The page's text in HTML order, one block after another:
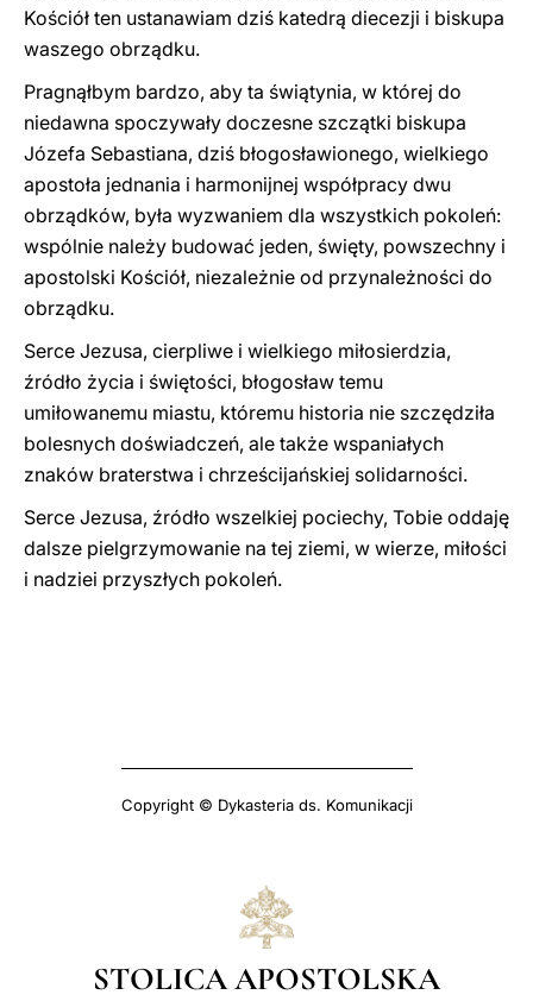
Kościół ten ustanawiam dziś katedrą diecezji i biskupa
waszego obrządku.
Pragnąłbym bardzo, aby ta świątynia, w której do
niedawna spoczywały doczesne szczątki biskupa
Józefa Sebastiana, dziś błogosławionego, wielkiego
apostoła jednania i harmonijnej współpracy dwu
obrządków, była wyzwaniem dla wszystkich pokoleń:
wspólnie należy budować jeden, święty, powszechny i
apostolski Kościół, niezależnie od przynależności do
obrządku.
Serce Jezusa, cierpliwe i wielkiego miłosierdzia,
źródło życia i świętości, błogosław temu
umiłowanemu miastu, któremu historia nie szczędziła
bolesnych doświadczeń, ale także wspaniałych
znaków braterstwa i chrześcijańskiej solidarności.
Serce Jezusa, źródło wszelkiej pociechy, Tobie oddaję
dalsze pielgrzymowanie na tej ziemi, w wierze, miłości
i nadziei przyszłych pokoleń.
Copyright © Dykasteria ds. Komunikacji
STOLICA APOSTOLSKA